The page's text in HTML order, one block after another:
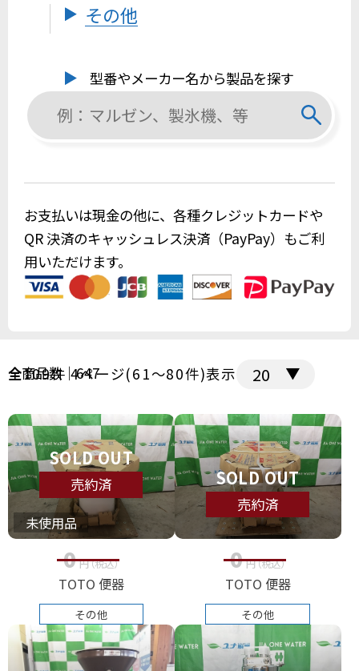
その他
型番やメーカー名から製品を探す
お支払いは現金の他に、各種クレジットカードや
QR 決済のキャッシュレス決済（PayPay）もご利
用いただけます。
全商品数｜647
全109件 4ページ(61～80件)表示
SOLD OUT
売約済
未使用品
0 円（税込）
TOTO 便器
その他
SOLD OUT
売約済
0 円（税込）
TOTO 便器
その他